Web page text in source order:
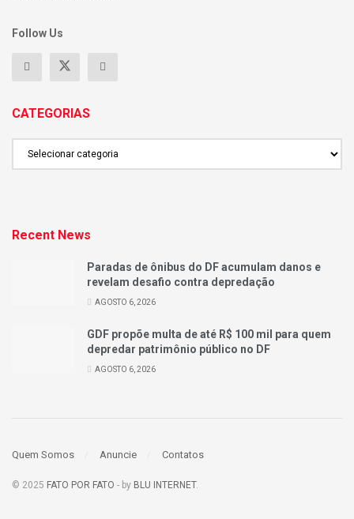
Follow Us
CATEGORIAS
CATEGORIAS
Recent News
Paradas de ônibus do DF acumulam danos e
revelam desafio contra depredação
AGOSTO 6, 2026
GDF propõe multa de até R$ 100 mil para quem
depredar patrimônio público no DF
AGOSTO 6, 2026
Quem Somos Anuncie Contatos
© 2025 FATO POR FATO - by BLU INTERNET.